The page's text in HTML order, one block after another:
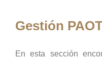
Gestión
En esta sección